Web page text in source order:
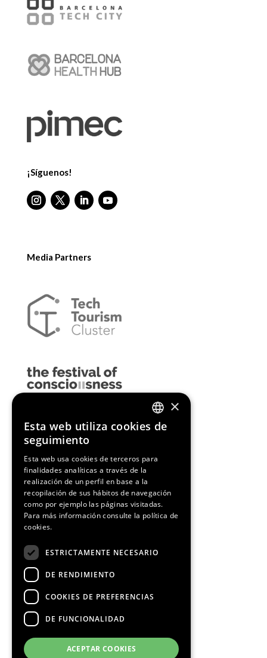
¡Síguenos!
Media Partners
ENGLISH
×
Esta web utiliza cookies de
seguimiento
Esta web usa cookies de terceros para
finalidades analíticas a través de la
realización de un perfil en base a la
recopilación de sus hábitos de navegación
como por ejemplo las páginas visitadas.
Para más información consulte la política de
cookies.
ESTRICTAMENTE NECESARIO
DE RENDIMIENTO
COOKIES DE PREFERENCIAS
DE FUNCIONALIDAD
ACEPTAR COOKIES